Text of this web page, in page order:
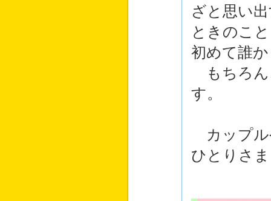
ざと思い
ときのこ
初めて誰
もちろん
す。
カップル
ひとりさ